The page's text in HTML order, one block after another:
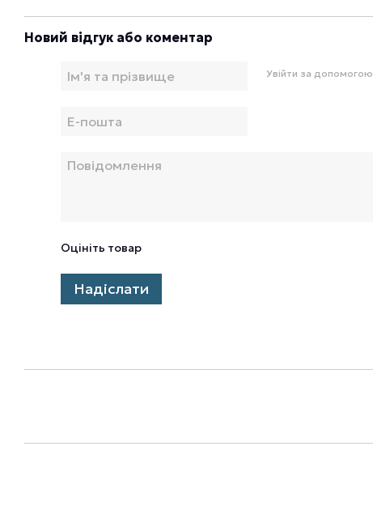
Новий відгук або коментар
Увійти за допомогою
Оцініть товар
Надіслати